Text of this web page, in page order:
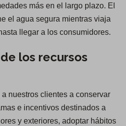
más en el largo plazo. El
el agua segura mientras viaja
llegar a los consumidores.
los recursos
nuestros clientes a conservar
e incentivos destinados a
y exteriores, adoptar hábitos